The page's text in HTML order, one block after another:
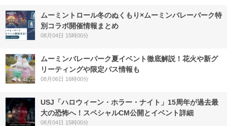
ムーミントロール冬のぬくもり×ムーミンバレーパーク特
別コラボ開催情報まとめ
08月04日 15時00分
ムーミンバレーパーク夏イベント徹底解説！花火や新グ
リーティングや限定パス情報も
08月06日 16時00分
USJ「ハロウィーン・ホラー・ナイト」15周年が過去最
大の恐怖へ！スペシャルCM公開とイベント詳細
08月04日 15時00分